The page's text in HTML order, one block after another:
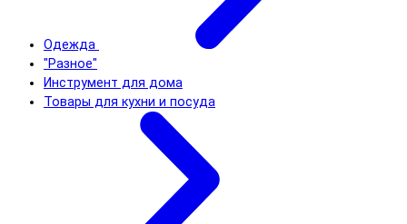
Одежда
"Разное"
Инструмент для дома
Товары для кухни и посуда